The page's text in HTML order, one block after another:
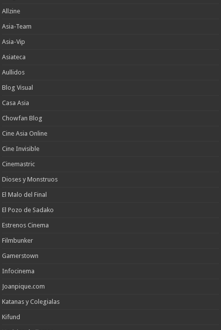
Allzine
Asia-Team
Asia-Vip
Asiateca
Aullidos
Blog Visual
Casa Asia
Chowfan Blog
Cine Asia Online
Cine Invisible
Cinemastric
Dioses y Monstruos
El Malo del Final
El Pozo de Sadako
Estrenos Cinema
Filmbunker
Gamerstown
Infocinema
Joanpique.com
Katanas y Colegialas
Kifund